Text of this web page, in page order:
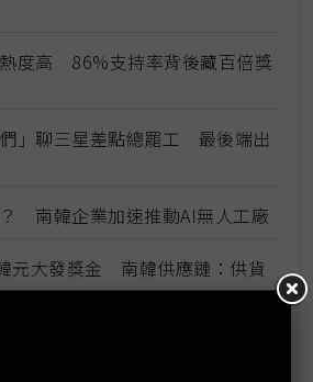
度高 86%支持率背後藏百倍獎
們」聊三星差點總罷工 最後端出
南韓企業加速推動AI無人工廠
元大發獎金 南韓供應鏈：供貨